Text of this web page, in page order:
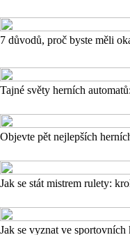
7 důvodů, proč byste měli
Tajné světy herních
Objevte pět nejlepších
Jak se stát mistrem rulety:
Jak se vyznat ve